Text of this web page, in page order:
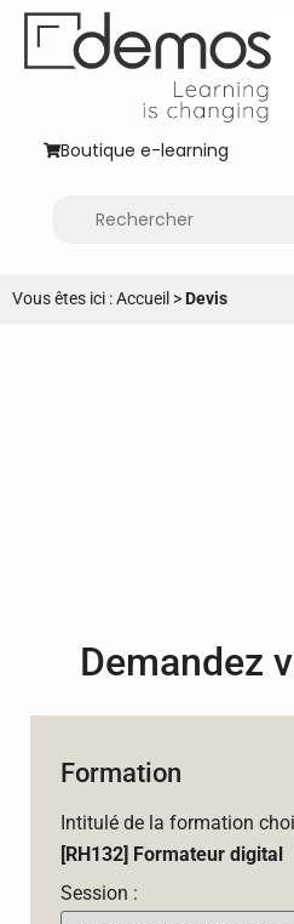
Boutique e-learning
Vous êtes ici :Accueil >Devis
Demandez
Formation
Intitulé de la formation
[RH132] Formateur digital
Session :